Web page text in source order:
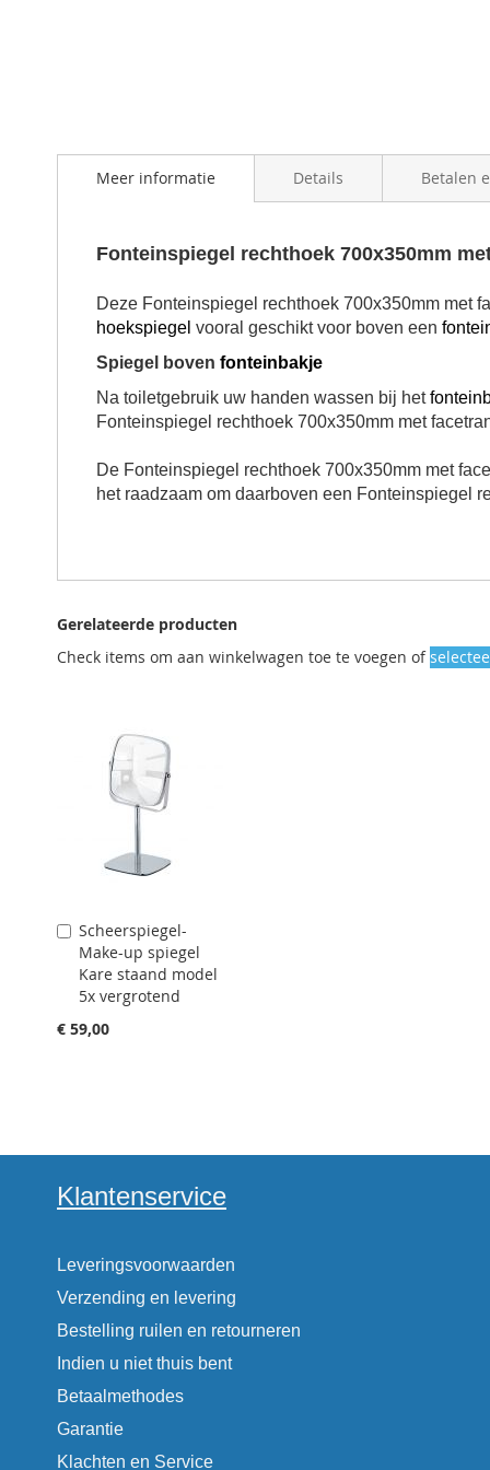
Meer informatie
Fonteinspiegel rechthoek 700x350mm
Deze Fonteinspiegel rechthoek 700x350mm met
hoekspiegel vooral geschikt voor boven een
Spiegel boven fonteinbakje
Na toiletgebruik uw handen wassen bij het
Fonteinspiegel rechthoek 700x350mm met
De Fonteinspiegel rechthoek 700x350mm met
het raadzaam om daarboven een Fonteinspiegel
Details Betalen
Gerelateerde producten
Check items om aan winkelwagen toe te voegen of
Scheerspiegel-
Make-up spiegel
Kare staand model
5x vergrotend
€ 59,00
Aan
winkelwagen
toevoegen
Klantenservice
Leveringsvoorwaarden
Verzending en levering
Bestelling ruilen en retourneren
Indien u niet thuis bent
Betaalmethodes
Garantie
Klachten en Service